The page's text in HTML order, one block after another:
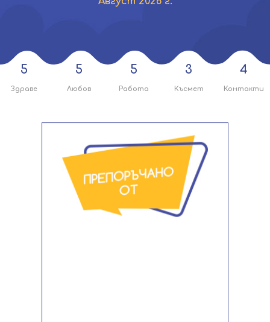
5
Здраве
5
Любов
5
Работа
3
Късмет
4
Контакти